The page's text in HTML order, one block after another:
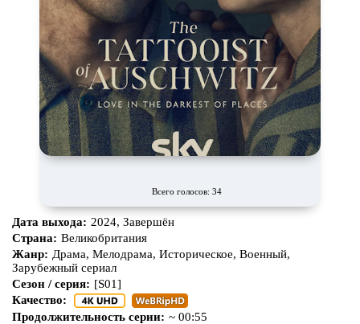
Всего голосов: 34
Дата выхода: 2024, Завершён
Страна: Великобритания
Жанр: Драма, Мелодрама, Историческое, Военный,
Зарубежный сериал
Сезон / серия: [S01]
Качество:
Продолжительность серии: ~ 00:55